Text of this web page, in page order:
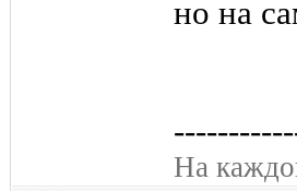
но на
На